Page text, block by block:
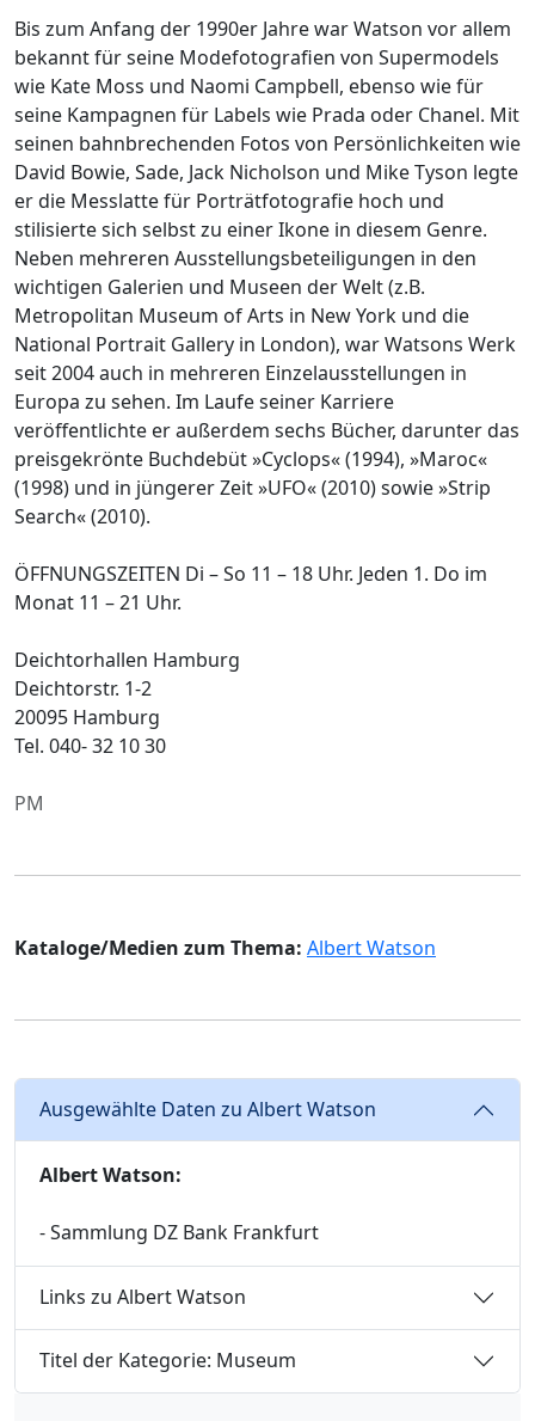
Bis zum Anfang der 1990er Jahre war Watson vor allem
bekannt für seine Modefotografien von Supermodels
wie Kate Moss und Naomi Campbell, ebenso wie für
seine Kampagnen für Labels wie Prada oder Chanel. Mit
seinen bahnbrechenden Fotos von Persönlichkeiten wie
David Bowie, Sade, Jack Nicholson und Mike Tyson legte
er die Messlatte für Porträtfotografie hoch und
stilisierte sich selbst zu einer Ikone in diesem Genre.
Neben mehreren Ausstellungsbeteiligungen in den
wichtigen Galerien und Museen der Welt (z.B.
Metropolitan Museum of Arts in New York und die
National Portrait Gallery in London), war Watsons Werk
seit 2004 auch in mehreren Einzelausstellungen in
Europa zu sehen. Im Laufe seiner Karriere
veröffentlichte er außerdem sechs Bücher, darunter das
preisgekrönte Buchdebüt »Cyclops« (1994), »Maroc«
(1998) und in jüngerer Zeit »UFO« (2010) sowie »Strip
Search« (2010).
ÖFFNUNGSZEITEN Di – So 11 – 18 Uhr. Jeden 1. Do im
Monat 11 – 21 Uhr.
Deichtorhallen Hamburg
Deichtorstr. 1-2
20095 Hamburg
Tel. 040- 32 10 30
PM
Kataloge/Medien zum Thema: Albert Watson
Ausgewählte Daten zu Albert Watson
Albert Watson:
- Sammlung DZ Bank Frankfurt
Links zu Albert Watson
Titel der Kategorie: Museum